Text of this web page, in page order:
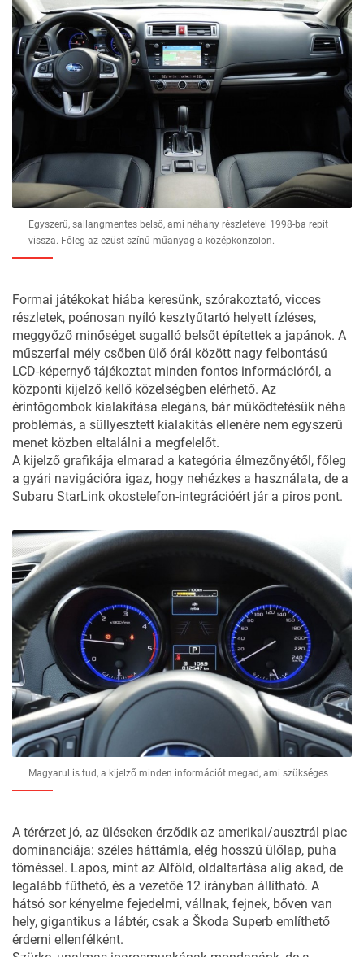
Egyszerű, sallangmentes belső, ami néhány részletével 1998-ba repít
vissza. Főleg az ezüst színű műanyag a középkonzolon.
Formai játékokat hiába keresünk, szórakoztató, vicces
részletek, poénosan nyíló kesztyűtartó helyett ízléses,
meggyőző minőséget sugalló belsőt építettek a japánok. A
műszerfal mély csőben ülő órái között nagy felbontású
LCD-képernyő tájékoztat minden fontos információról, a
központi kijelző kellő közelségben elérhető. Az
érintőgombok kialakítása elegáns, bár működtetésük néha
problémás, a süllyesztett kialakítás ellenére nem egyszerű
menet közben eltalálni a megfelelőt.
A kijelző grafikája elmarad a kategória élmezőnyétől, főleg
a gyári navigációra igaz, hogy nehézkes a használata, de a
Subaru StarLink okostelefon-integrációért jár a piros pont.
Magyarul is tud, a kijelző minden információt megad, ami szükséges
A térérzet jó, az üléseken érződik az amerikai/ausztrál piac
dominanciája: széles háttámla, elég hosszú ülőlap, puha
töméssel. Lapos, mint az Alföld, oldaltartása alig akad, de
legalább fűthető, és a vezetőé 12 irányban állítható. A
hátsó sor kényelme fejedelmi, vállnak, fejnek, bőven van
hely, gigantikus a lábtér, csak a Škoda Superb említhető
érdemi ellenfélként.